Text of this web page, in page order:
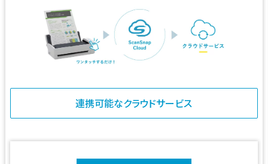
連携可能なクラウドサービス